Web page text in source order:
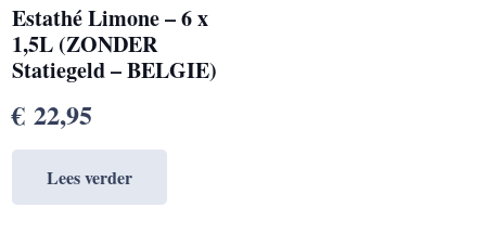
Estathé Limone – 6 x
1,5L (ZONDER
Statiegeld – BELGIE)
€ 22,95
Lees verder